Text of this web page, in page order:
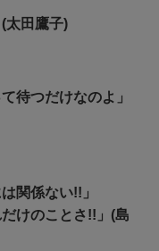
太田鷹子)
待つだけなのよ」
関係ない!!」
けのことさ!!」(島